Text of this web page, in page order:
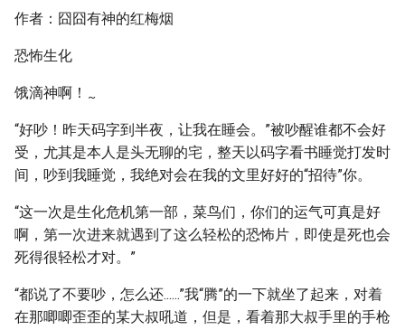
作者：囧囧有神的红梅烟
恐怖生化
饿滴神啊！ ~
“好吵！昨天码字到半夜，让我在睡会。”被吵醒谁都不会好
受，尤其是本人是头无聊的宅，整天以码字看书睡觉打发时
间，吵到我睡觉，我绝对会在我的文里好好的“招待”你。
“这一次是生化危机第一部，菜鸟们，你们的运气可真是好
啊，第一次进来就遇到了这么轻松的恐怖片，即使是死也会
死得很轻松才对。”
“都说了不要吵，怎么还......”我“腾”的一下就坐了起来，对着
在那唧唧歪歪的某大叔吼道，但是，看着那大叔手里的手枪